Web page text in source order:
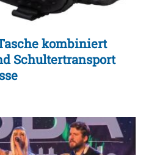
kombiniert
Schultertransport